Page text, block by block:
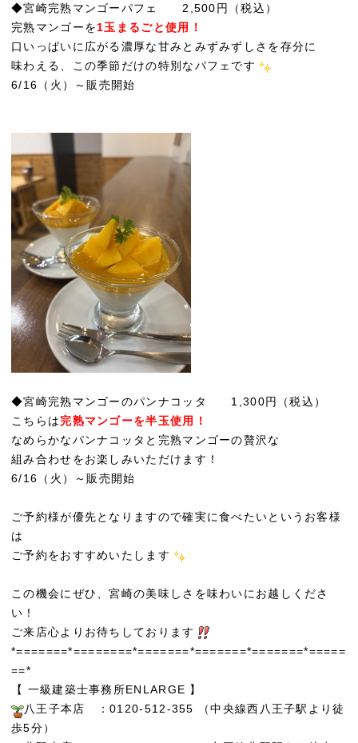
◆宮崎完熟マンゴーパフェ 2,500円（税込）
完熟マンゴーを1玉まるごと使用！
口いっぱいに広がる濃厚な甘みとみずみずしさを存分に
味わえる、この季節だけの特別なパフェです
6/16（火）～販売開始
◆宮崎完熟マンゴーのパンナコッタ 1,300円（税込）
こちらは完熟マンゴーを半玉使用！
なめらかなパンナコッタと完熟マンゴーの贅沢な
組み合わせをお楽しみいただけます！
6/16（火）～販売開始
ご予約様が優先となりますので確実に食べたいというお客様
は
ご予約をおすすめいたします
この機会にぜひ、宮崎の美味しさを味わいにお越しくださ
い！
ご来店心よりお待ちしております
*=======*========*=======*=======*=======*=====
==*
【 一級建築士事務所ENLARGE 】
八王子本店 ：0120-512-355 （中央線西八王子駅より徒
歩5分）